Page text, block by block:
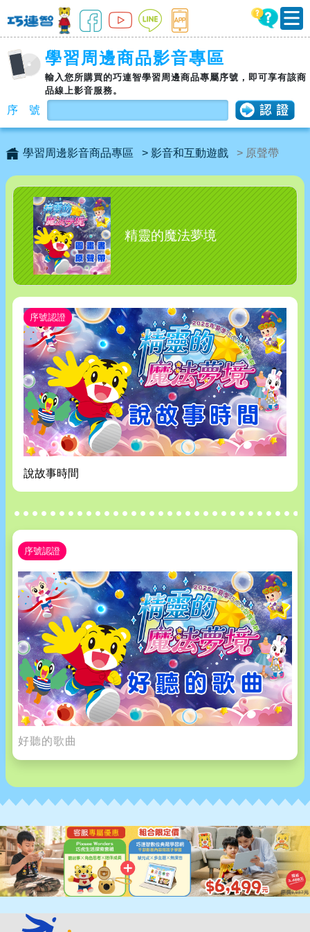
學習周邊商品影音專區
輸入您所購買的巧連智學習周邊商品專屬序號，即可享有該商
品線上影音服務。
序 號
學習周邊影音商品專區 > 影音和互動遊戲 > 原聲帶
精靈的魔法夢境
序號認證
說故事時間
序號認證
好聽的歌曲